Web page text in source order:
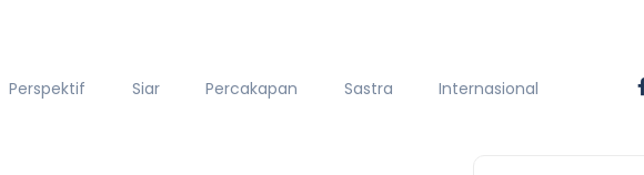
Perspektif Siar Percakapan Sastra Internasional